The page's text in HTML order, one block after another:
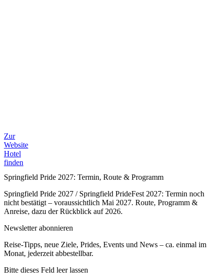
Zur
Website
Hotel
finden
Springfield Pride 2027: Termin, Route & Programm
Springfield Pride 2027 / Springfield PrideFest 2027: Termin noch
nicht bestätigt – voraussichtlich Mai 2027. Route, Programm &
Anreise, dazu der Rückblick auf 2026.
Newsletter abonnieren
Reise-Tipps, neue Ziele, Prides, Events und News – ca. einmal im
Monat, jederzeit abbestellbar.
Bitte dieses Feld leer lassen